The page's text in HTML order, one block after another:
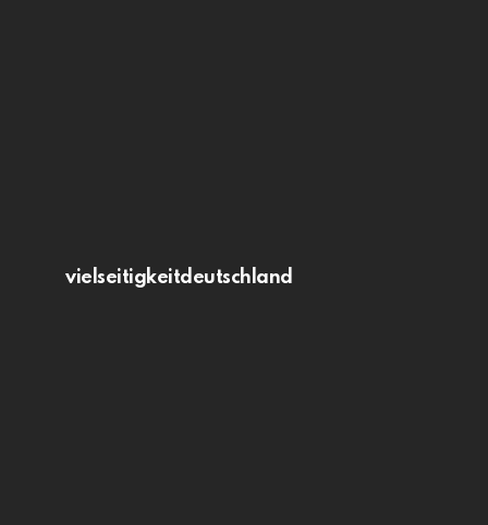
vielseitigkeitdeutschland